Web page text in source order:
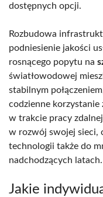
dostępnych opcji.
Rozbudowa
podniesienie jakości
rosnącego popytu na
światłowodowej
stabilnym
codzienne
w trakcie pracy
w rozwój swojej sieci,
technologii także do
nadchodzących latach.
Jakie